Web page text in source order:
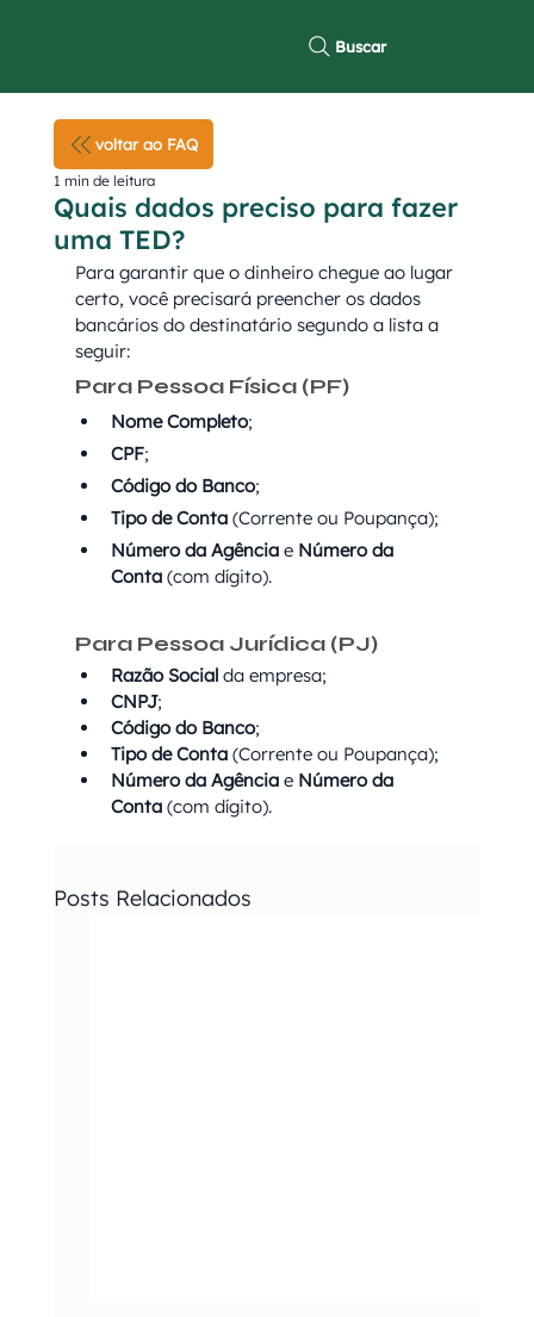
Buscar
Quais dados preciso para fazer
uma TED?
1 min de leitura
Para garantir que o dinheiro chegue ao lugar
certo, você precisará preencher os dados
bancários do destinatário segundo a lista a
seguir:
Para Pessoa Física (PF)
Nome Completo;
CPF;
Código do Banco;
Tipo de Conta (Corrente ou Poupança);
Número da Agência e Número da
Conta (com dígito).
Para Pessoa Jurídica (PJ)
Razão Social da empresa;
CNPJ;
Código do Banco;
Tipo de Conta (Corrente ou Poupança);
Número da Agência e Número da
Conta (com dígito).
Posts Relacionados
voltar ao FAQ